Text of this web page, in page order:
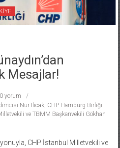
Mesajlar!
0 yorum
Nur Ilıcak, CHP Hamburg Birliği
ve TBMM Başkanvekili Gökhan
CHP İstanbul Milletvekili ve